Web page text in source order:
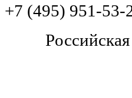
+7 (495) 951-53-